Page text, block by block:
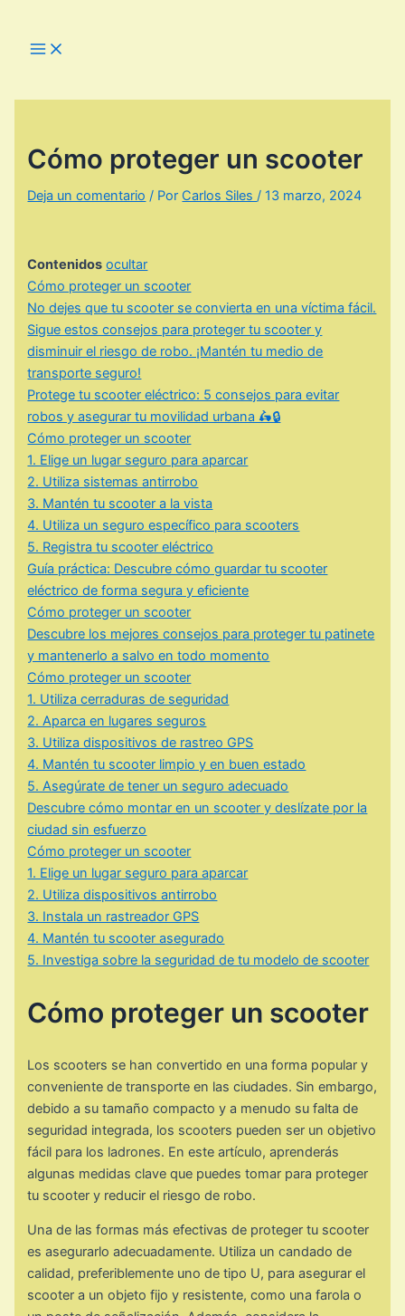
Main
Menu
Cómo proteger un scooter
Deja un comentario / Por Carlos Siles/13 marzo, 2024
Contenidos ocultar
Cómo proteger un scooter
No dejes que tu scooter se convierta en una víctima fácil.
Sigue estos consejos para proteger tu scooter y
disminuir el riesgo de robo. ¡Mantén tu medio de
transporte seguro!
Protege tu scooter eléctrico: 5 consejos para evitar
robos y asegurar tu movilidad urbana 🛵🔒
Cómo proteger un scooter
1. Elige un lugar seguro para aparcar
2. Utiliza sistemas antirrobo
3. Mantén tu scooter a la vista
4. Utiliza un seguro específico para scooters
5. Registra tu scooter eléctrico
Guía práctica: Descubre cómo guardar tu scooter
eléctrico de forma segura y eficiente
Cómo proteger un scooter
Descubre los mejores consejos para proteger tu patinete
y mantenerlo a salvo en todo momento
Cómo proteger un scooter
1. Utiliza cerraduras de seguridad
2. Aparca en lugares seguros
3. Utiliza dispositivos de rastreo GPS
4. Mantén tu scooter limpio y en buen estado
5. Asegúrate de tener un seguro adecuado
Descubre cómo montar en un scooter y deslízate por la
ciudad sin esfuerzo
Cómo proteger un scooter
1. Elige un lugar seguro para aparcar
2. Utiliza dispositivos antirrobo
3. Instala un rastreador GPS
4. Mantén tu scooter asegurado
5. Investiga sobre la seguridad de tu modelo de scooter
Cómo proteger un scooter
Los scooters se han convertido en una forma popular y
conveniente de transporte en las ciudades. Sin embargo,
debido a su tamaño compacto y a menudo su falta de
seguridad integrada, los scooters pueden ser un objetivo
fácil para los ladrones. En este artículo, aprenderás
algunas medidas clave que puedes tomar para proteger
tu scooter y reducir el riesgo de robo.
Una de las formas más efectivas de proteger tu scooter
es asegurarlo adecuadamente. Utiliza un candado de
calidad, preferiblemente uno de tipo U, para asegurar el
scooter a un objeto fijo y resistente, como una farola o